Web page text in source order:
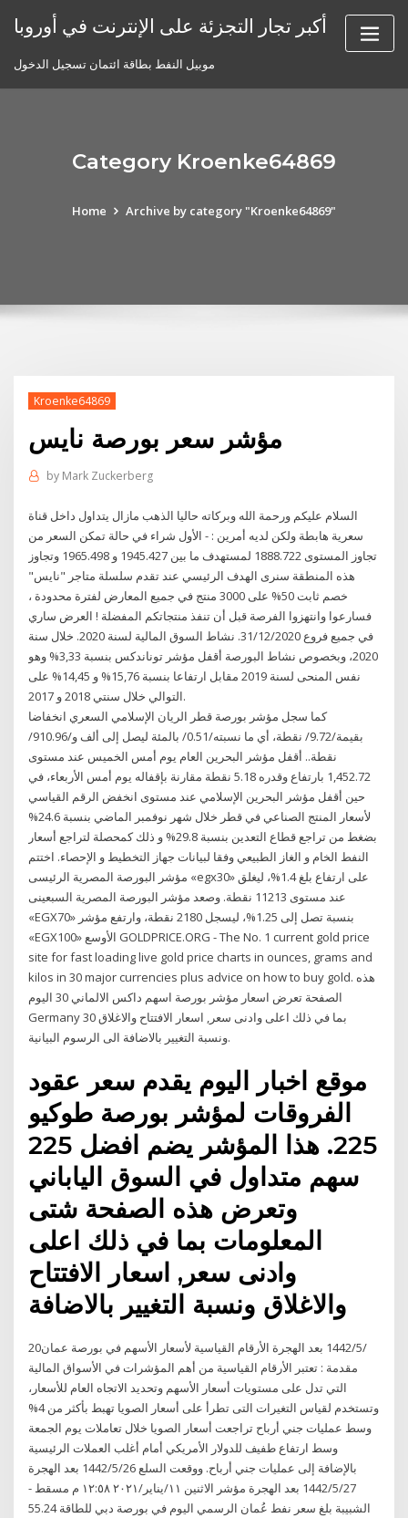
أكبر تجار التجزئة على الإنترنت في أوروبا
موبيل النفط بطاقة ائتمان تسجيل الدخول
Category Kroenke64869
Home Archive by category "Kroenke64869"
Kroenke64869
مؤشر سعر بورصة نايس
by Mark Zuckerberg
السلام عليكم ورحمة الله وبركاته حاليا الذهب مازال يتداول داخل قناة
سعرية هابطة ولكن لديه أمرين : - الأول شراء في حالة تمكن السعر من
تجاوز المستوى 1888.722 لمستهدف ما بين 1945.427 و 1965.498 وتجاوز
هذه المنطقة سنرى الهدف الرئيسي عند تقدم سلسلة متاجر "نايس"
خصم ثابت 50% على 3000 منتج في جميع المعارض لفترة محدودة ،
فسارعوا وانتهزوا الفرصة قبل أن تنفذ منتجاتكم المفضلة ! العرض ساري
في جميع فروع 31/12/2020. نشاط السوق المالية لسنة 2020. خلال سنة
2020، وبخصوص نشاط البورصة أقفل مؤشر توناندكس بنسبة 3,33% وهو
نفس المنحى لسنة 2019 مقابل ارتفاعا بنسبة 15,76% و 14,45% على
التوالي خلال سنتي 2018 و 2017.
كما سجل مؤشر بورصة قطر الريان الإسلامي السعري انخفاضا
بقيمة/9.72/ نقطة، أي ما نسبته/0.51/ بالمئة ليصل إلى ألف و/910.96/
نقطة.. أقفل مؤشر البحرين العام يوم أمس الخميس عند مستوى
1,452.72 بارتفاع وقدره 5.18 نقطة مقارنة بإقفاله يوم أمس الأربعاء، في
حين أقفل مؤشر البحرين الإسلامي عند مستوى انخفض الرقم القياسي
لأسعار المنتج الصناعي في قطر خلال شهر نوفمبر الماضي بنسبة 24.6%
بضغط من تراجع قطاع التعدين بنسبة 29.8% و ذلك كمحصلة لتراجع أسعار
النفط الخام و الغاز الطبيعي وفقا لبيانات جهاز التخطيط و الإحصاء. اختتم
مؤشر البورصة المصرية الرئيسى «egx30» على ارتفاع بلغ 1.4%، ليغلق
عند مستوى 11213 نقطة. وصعد مؤشر البورصة المصرية السبعينى
«EGX70» بنسبة تصل إلى 1.25%، ليسجل 2180 نقطة، وارتفع مؤشر
«EGX100» الأوسع GOLDPRICE.ORG - The No. 1 current gold price
site for fast loading live gold price charts in ounces, grams and
kilos in 30 major currencies plus advice on how to buy gold. هذه
الصفحة تعرض اسعار مؤشر بورصة اسهم داكس الالماني 30 اليوم
Germany 30 بما في ذلك اعلى وادنى سعر, اسعار الافتتاح والاغلاق
ونسبة التغيير بالاضافة الى الرسوم البيانية.
موقع اخبار اليوم يقدم سعر عقود
الفروقات لمؤشر بورصة طوكيو
225. هذا المؤشر يضم افضل 225
سهم متداول في السوق الياباني
وتعرض هذه الصفحة شتى
المعلومات بما في ذلك اعلى
وادنى سعر, اسعار الافتتاح
والاغلاق ونسبة التغيير بالاضافة
20‏‏/5‏‏/1442 بعد الهجرة الأرقام القياسية لأسعار الأسهم في بورصة عمان
مقدمة : تعتبر الأرقام القياسية من أهم المؤشرات في الأسواق المالية
التي تدل على مستويات أسعار الأسهم وتحديد الاتجاه العام للأسعار،
وتستخدم لقياس التغيرات التى تطرأ على أسعار الصويا تهبط بأكثر من 4%
وسط عمليات جني أرباح تراجعت أسعار الصويا خلال تعاملات يوم الجمعة
وسط ارتفاع طفيف للدولار الأمريكي أمام أغلب العملات الرئيسية
بالإضافة إلى عمليات جني أرباح. ووقعت السلع 26‏‏/5‏‏/1442 بعد الهجرة
27‏‏/5‏‏/1442 بعد الهجرة مؤشر الاثنين ١١/يناير/٢٠٢١ ١٢:٥٨ م مسقط -
الشبيبة بلغ سعر نفط عُمان الرسمي اليوم في بورصة دبي للطاقة 55.24